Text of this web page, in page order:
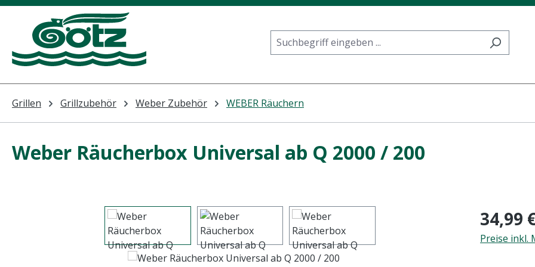
Hauptinhalt springen
Zur Suche springen
Zur Hauptnavigation springen
Grillen Grillzubehör Weber Zubehör WEBER Räuchern
Weber Räucherbox Universal ab Q 2000 / 200
Bildergalerie überspringen Regulärer
34,99
Preise inkl.